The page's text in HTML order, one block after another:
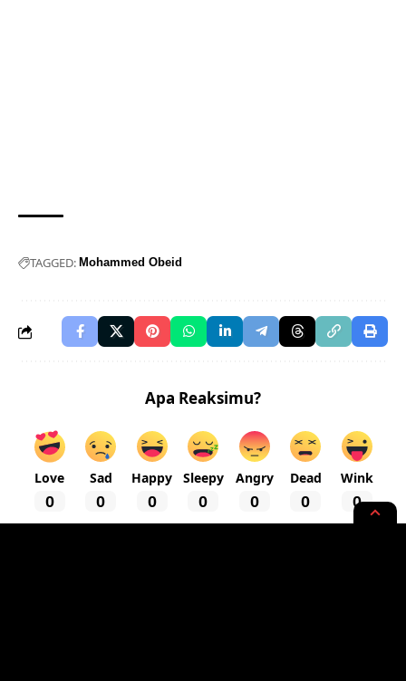
TAGGED: Mohammed Obeid
Apa Reaksimu?
Love
0
Sad
0
Happy
0
Sleepy
0
Angry
0
Dead
0
Wink
0